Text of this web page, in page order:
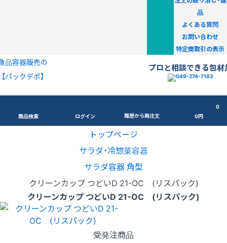
品
よくある質問
お問い合わせ
特定商取引の表示
品容器販売の
【パックデポ】
プロと相談できる包材
商品検索 ログイン 履歴から再注文
0
0円
トップページ
サラダ・冷惣菜容器
サラダ容器 角型
クリーンカップ つどいD 21-OC (リスパック)
クリーンカップ つどいD 21-OC (リスパック)
受発注商品